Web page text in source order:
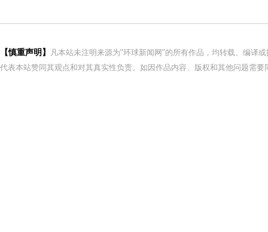
【慎重声明】
凡本站未注明来源为"环球新闻网"的所有作品，均转载、编译
代表本站赞同其观点和对其真实性负责。如因作品内容、版权和其他问题需